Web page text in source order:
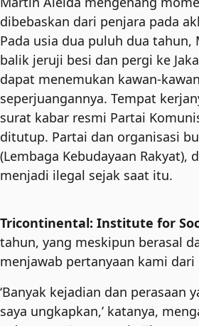
dibebaskan dari penjara pada
Pada usia dua puluh dua tahun,
balik jeruji besi dan pergi ke
dapat menemukan kawan-
seperjuangannya. Tempat
surat kabar resmi Partai
ditutup. Partai dan organisasi
(Lembaga Kebudayaan Rakyat),
menjadi ilegal sejak saat itu.
Tricontinental: Institute for
tahun, yang meskipun berasal
menjawab pertanyaan kami
‘Banyak kejadian dan
saya ungkapkan,’ katanya,